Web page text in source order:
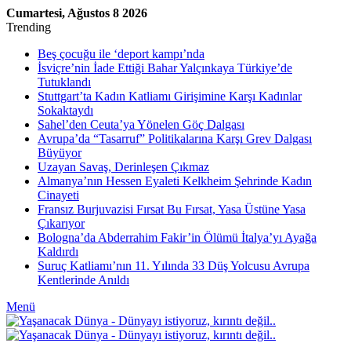
Cumartesi, Ağustos 8 2026
Trending
Beş çocuğu ile ‘deport kampı’nda
İsviçre’nin İade Ettiği Bahar Yalçınkaya Türkiye’de
Tutuklandı
Stuttgart’ta Kadın Katliamı Girişimine Karşı Kadınlar
Sokaktaydı
Sahel’den Ceuta’ya Yönelen Göç Dalgası
Avrupa’da “Tasarruf” Politikalarına Karşı Grev Dalgası
Büyüyor
Uzayan Savaş, Derinleşen Çıkmaz
Almanya’nın Hessen Eyaleti Kelkheim Şehrinde Kadın
Cinayeti
Fransız Burjuvazisi Fırsat Bu Fırsat, Yasa Üstüne Yasa
Çıkarıyor
Bologna’da Abderrahim Fakir’in Ölümü İtalya’yı Ayağa
Kaldırdı
Suruç Katliamı’nın 11. Yılında 33 Düş Yolcusu Avrupa
Kentlerinde Anıldı
Menü